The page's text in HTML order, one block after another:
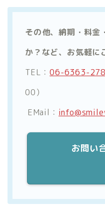
その他、納期・料金
か？など、お気軽に
TEL：06-6363-
00）
EMail：
お問い